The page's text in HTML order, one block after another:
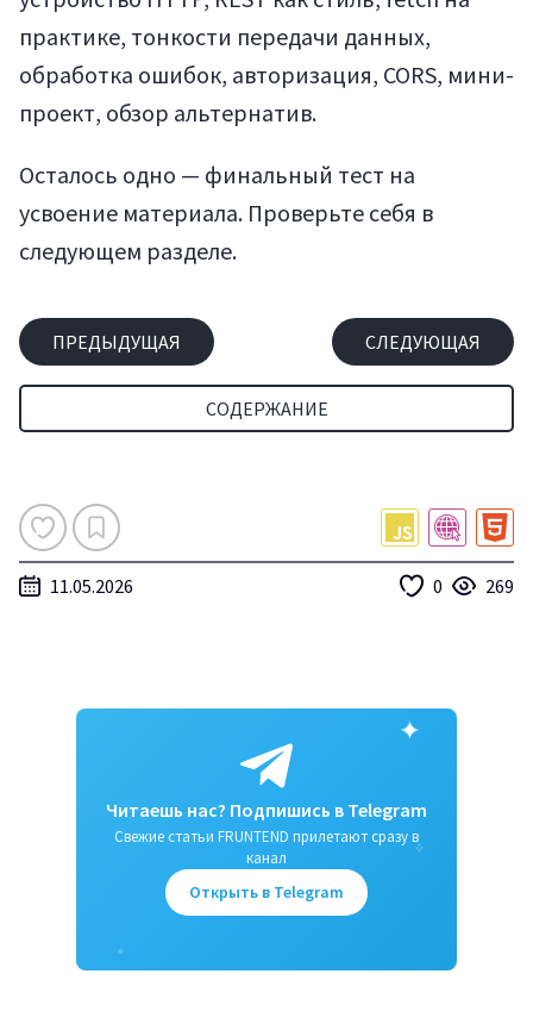
практике, тонкости передачи данных,
обработка ошибок, авторизация, CORS, мини-
проект, обзор альтернатив.
Осталось одно — финальный тест на
усвоение материала. Проверьте себя в
следующем разделе.
ПРЕДЫДУЩАЯ СЛЕДУЮЩАЯ
СОДЕРЖАНИЕ
11.05.2026 0 269
✦
✦
✧
Читаешь нас? Подпишись в Telegram
Свежие статьи FRUNTEND прилетают сразу в
канал
Открыть в Telegram